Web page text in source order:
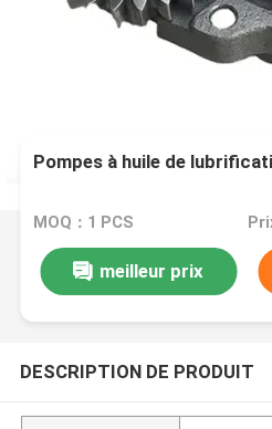
Pompes à huile de
MOQ：1 PCS
meilleur prix
DESCRIPTION DE PRODUIT